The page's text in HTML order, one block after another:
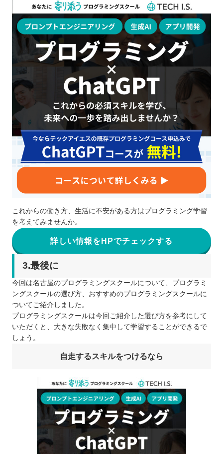
これからの働き方、生活に不安がある方はプログラミング学習
を考えてみませんか。
詳しい情報をHPでチェックする
3.最後に
今回は名古屋のプログラミングスクールについて、プログラミ
ングスクールの選び方、おすすめのプログラミングスクールに
ついてご紹介しました。
プログラミングスクールは今回ご紹介した選び方を参考にして
いただくと、大きな失敗なく集中して学習することができるで
しょう。
自走するスキルをつけるなら